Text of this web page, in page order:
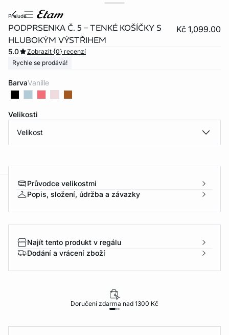
prelude
PODPRSENKA Č. 5 – TENKÉ KOŠÍČKY S
HLUBOKÝM VÝSTŘIHEM
Kč 1,099.00
5.0
Zobrazit {0} recenzí
Rychle se prodává!
Barva vanille
Velikosti
Velikost
Průvodce velikostmi
Popis, složení, údržba a závazky
Najít tento produkt v regálu
Dodání a vrácení zboží
Doručení zdarma nad 1300 Kč